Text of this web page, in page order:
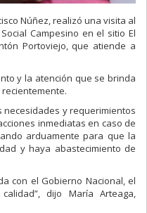
Núñez, realizó una visita al
Campesino en el sitio El
Portoviejo, que atiende a
y la atención que se brinda
necesidades y requerimientos
inmediatas en caso de
arduamente para que la
y haya abastecimiento de
con el Gobierno Nacional, el
dijo María Arteaga,